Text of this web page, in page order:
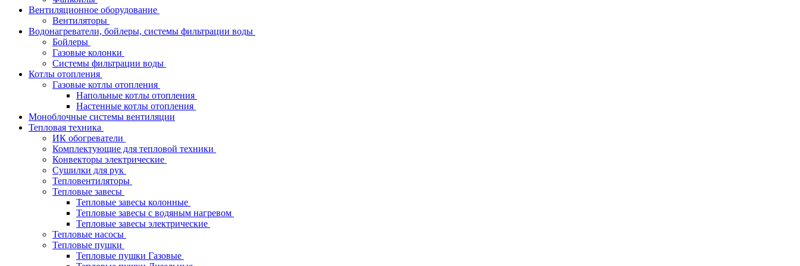
Вентиляционное оборудование
Вентиляторы
Водонагреватели, бойлеры, системы фильтрации воды
Бойлеры
Газовые колонки
Системы фильтрации воды
Котлы отопления
Газовые котлы отопления
Напольные котлы отопления
Настенные котлы отопления
Моноблочные системы вентиляции
Тепловая техника
ИК обогреватели
Комплектующие для тепловой техники
Конвекторы электрические
Сушилки для рук
Тепловентиляторы
Тепловые завесы
Тепловые завесы колонные
Тепловые завесы с водяным нагревом
Тепловые завесы электрические
Тепловые насосы
Тепловые пушки
Тепловые пушки Газовые